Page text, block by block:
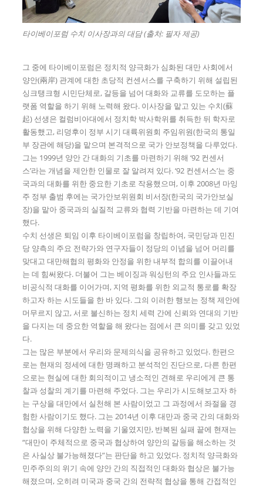
타이베이포럼 수치 이사장과의 대담 (출처: 필자 제공)
그 중에 타이베이포럼은 정치적 양극화가 심화된 대만 사회에서
양안(兩岸) 관계에 대한 초당적 컨센서스를 구축하기 위해 설립된
싱크탱크형 시민단체로, 갈등을 넘어 대화와 교류를 도모하는 플
랫폼 역할을 하기 위해 노력해 왔다. 이사장을 맡고 있는 수치(蘇
起) 선생은 컬럼비아대에서 정치학 박사학위를 취득한 뒤 학자로
활동했고, 리덩후이 정부 시기 대륙위원회 주임위원(한국의 통일
부 장관에 해당)을 맡으며 본격적으로 국가 안보정책을 다루었다.
그는 1999년 양안 간 대화의 기초를 마련하기 위해 ‘92 컨센서
스’라는 개념을 제안한 인물로 잘 알려져 있다. ‘92 컨센서스’는 중
국과의 대화를 위한 중요한 기초로 작용했으며, 이후 2008년 마잉
주 정부 출범 후에는 국가안보위원회 비서장(한국의 국가안보실
장)을 맡아 중국과의 실질적 교류와 협력 기반을 마련하는 데 기여
했다.
수치 선생은 퇴임 이후 타이베이포럼을 창립하여, 국민당과 민진
당 양측의 주요 전략가와 연구자들이 정당의 이념을 넘어 머리를
맞대고 대만해협의 평화와 안정을 위한 내부적 합의를 이끌어내
는 데 힘써왔다. 더불어 그는 베이징과 워싱턴의 주요 인사들과도
비공식적 대화를 이어가며, 지역 평화를 위한 외교적 통로를 확장
하고자 하는 시도들을 한 바 있다. 그의 이러한 행보는 정책 제안에
머무르지 않고, 서로 불신하는 정치 세력 간에 신뢰와 연대의 기반
을 다지는 데 중요한 역할을 해 왔다는 점에서 큰 의미를 갖고 있었
다.
그는 많은 부분에서 우리와 문제의식을 공유하고 있었다. 한편으
로는 현재의 정세에 대한 명쾌하고 분석적인 진단으로, 다른 한편
으로는 현실에 대한 회의적이고 냉소적인 견해로 우리에게 큰 통
찰과 성찰의 계기를 마련해 주었다. 그는 우리가 시도해보고자 하
는 구상을 대만에서 실천해 본 사람이었고 그 과정에서 좌절을 경
험한 사람이기도 했다. 그는 2014년 이후 대만과 중국 간의 대화와
협상을 위해 다양한 노력을 기울였지만, 반복된 실패 끝에 현재는
“대만이 주체적으로 중국과 협상하여 양안의 갈등을 해소하는 것
은 사실상 불가능해졌다”는 판단을 하고 있었다. 정치적 양극화와
민주주의의 위기 속에 양안 간의 직접적인 대화와 협상은 불가능
해졌으며, 오히려 미국과 중국 간의 전략적 협상을 통해 간접적인